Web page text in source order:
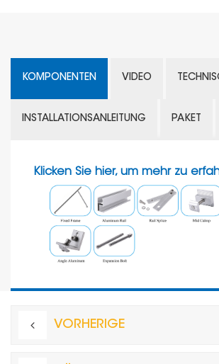
KOMPONENTEN VIDEO
INSTALLATIONSANLEITUNG PAKET
Klicken Sie hier, um mehr zu
VORHERIGE